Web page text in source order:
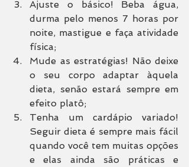
Ajuste o básico! Beba água,
durma pelo menos 7 horas por
noite, mastigue e faça atividade
física;
Mude as estratégias! Não deixe
o seu corpo adaptar àquela
dieta, senão estará sempre em
efeito platô;
Tenha um cardápio variado!
Seguir dieta é sempre mais fácil
quando você tem muitas opções
e elas ainda são práticas e